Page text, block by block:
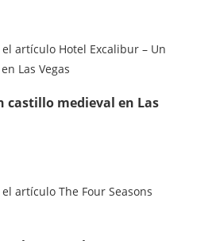
castillo medieval en Las